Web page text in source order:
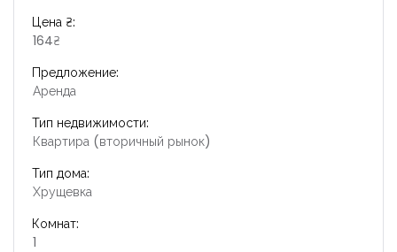
Цена ₴:
164₴
Предложение:
Аренда
Тип недвижимости:
Квартира (вторичный рынок)
Тип дома:
Хрущевка
Комнат:
1